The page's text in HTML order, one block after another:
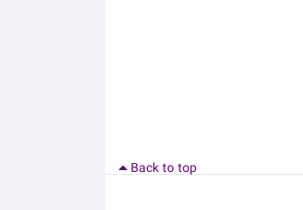
Back to top